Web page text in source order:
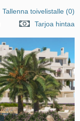
Tallenna toivelistalle(0)
Tarjoa hintaa